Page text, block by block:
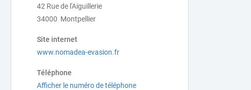
42 Rue de l'Aiguillerie
34000 Montpellier
Site internet
www.nomadea-evasion.fr
Téléphone
Afficher le numéro de téléphone